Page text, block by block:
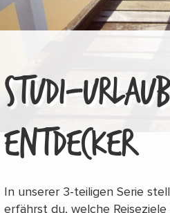
STUDI-
ENTDECKER
In unserer 3-teiligen Serie
erfährst du, welche